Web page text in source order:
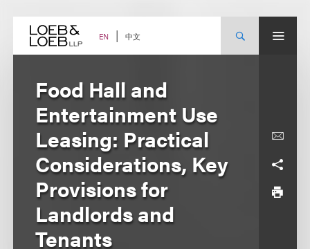
content EN 中文
Food Hall and
Entertainment Use
Leasing: Practical
Considerations, Key
Provisions for
Landlords and
Tenants